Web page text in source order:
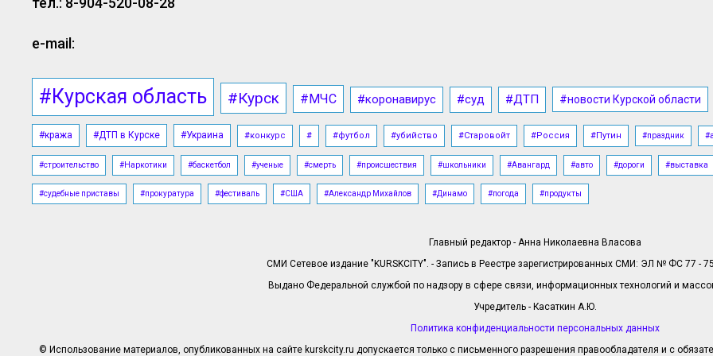
e-mail:
#Курская область #Курск #МЧС #коронавирус #суд #ДТП #новости Курской области
#кража #ДТП в Курске #Украина #конкурс # #футбол #убийство #Старовойт #Россия #Путин #праздник
#строительство #Наркотики #баскетбол #ученые #смерть #происшествия #школьники #Авангард #авто #дороги #выставка
#судебные приставы #прокуратура #фестиваль #США #Александр Михайлов #Динамо #погода #продукты
Главный редактор - Анна Николаевна Власова
СМИ Сетевое издание "KURSKCITY". - Запись в Реестре зарегистрированных СМИ: ЭЛ № ФС 77 -
Выдано Федеральной службой по надзору в сфере связи, информационных технологий и
Учредитель - Касаткин А.Ю.
Политика конфиденциальности персональных данных
© Использование материалов, опубликованных на сайте kurskcity.ru допускается только с письменного разрешения правообладателя и с